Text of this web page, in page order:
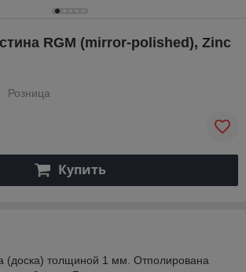
RGM (mirror-polished), Zinc
Розница
Купить
(доска) толщиной 1 мм. Отполирована